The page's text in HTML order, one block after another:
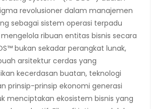
revolusioner dalam manajemen
sebagai sistem operasi terpadu
ribuan entitas bisnis secara
bukan sekadar perangkat lunak,
arsitektur cerdas yang
kecerdasan buatan, teknologi
prinsip-prinsip ekonomi generasi
menciptakan ekosistem bisnis yang